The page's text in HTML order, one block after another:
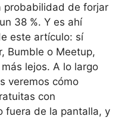
probabilidad de forjar
38 %. Y es ahí
este artículo: sí
Bumble o Meetup,
lejos. A lo largo
veremos cómo
con
fuera de la pantalla, y